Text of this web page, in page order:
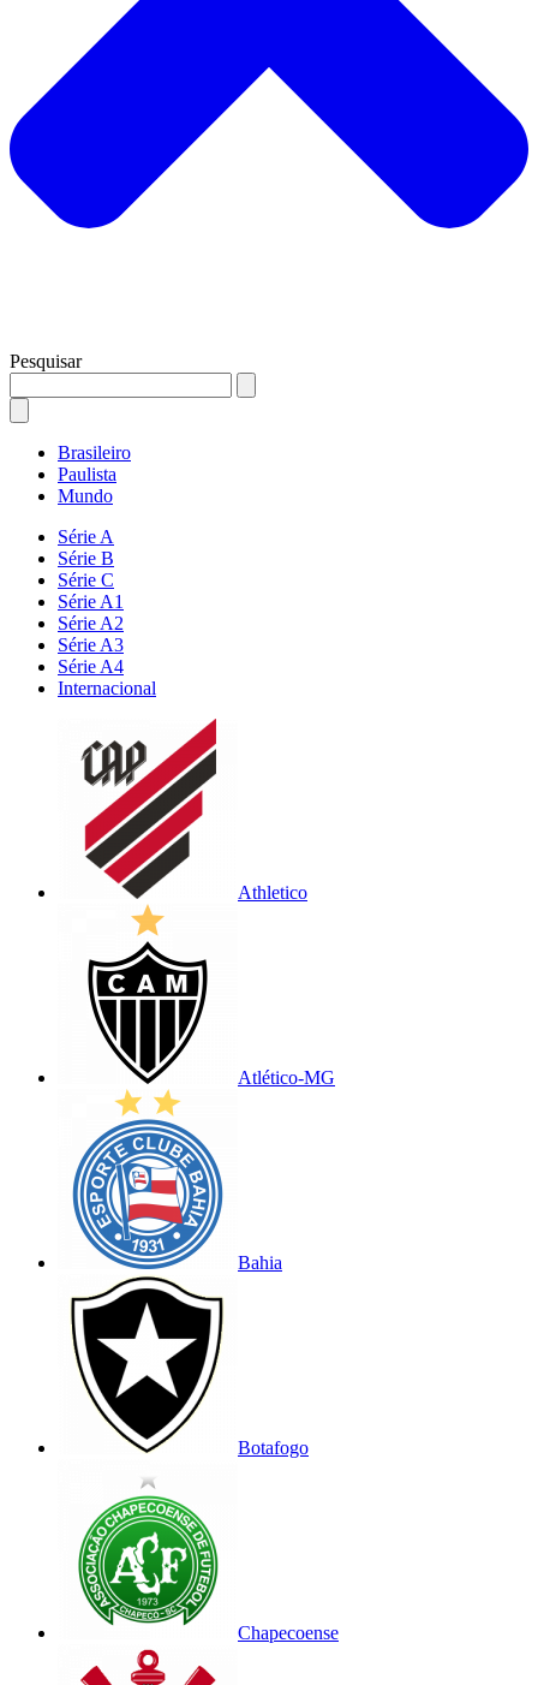
Pesquisar
Brasileiro
Paulista
Mundo
Série A
Série B
Série C
Série A1
Série A2
Série A3
Série A4
Internacional
Athletico
Atlético-MG
Bahia
Botafogo
Chapecoense